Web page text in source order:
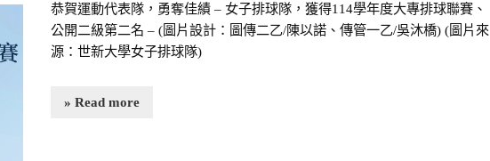
恭賀運動代表隊，勇奪佳績 – 女子排球隊，獲得114學年度大專排球聯賽、
公開二級第二名 – (圖片設計：圖傳二乙/陳以諾、傳管一乙/吳沐橋) (圖片來
源：世新大學女子排球隊)
» Read more